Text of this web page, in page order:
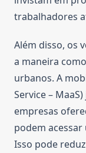
trabalhadores
Além disso, os
a maneira
urbanos. A
Service –
empresas
podem
Isso pode